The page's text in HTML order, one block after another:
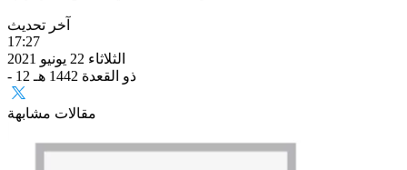
آخر تحديث
17:27
الثلاثاء 22 يونيو 2021
- 12 ذو القعدة 1442 هـ
مقالات مشابهة